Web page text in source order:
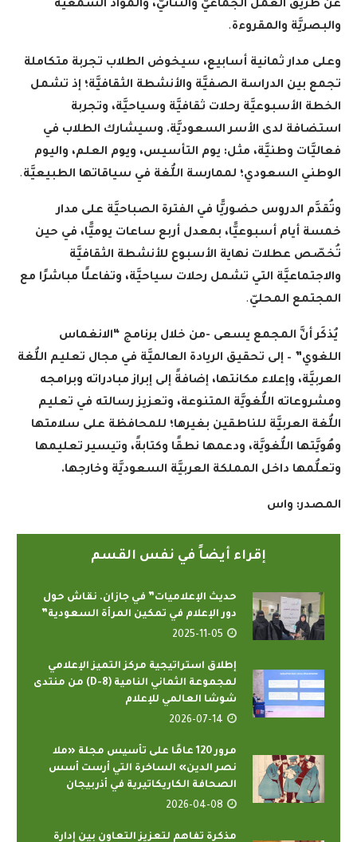
عن طريق العمل الجماعيّ والثنائيّ، والمواد السمعيَّة
والبصريَّة والمقروءة.
وعلى مدار ثمانية أسابيع، سيخوض الطلاب تجربة متكاملة
تجمع بين الدراسة الصفيَّة والأنشطة الثقافيَّة؛ إذ تشمل
الخطة الأسبوعيَّة رحلات ثقافيَّة وسياحيَّة، وتجربة
استضافة لدى الأسر السعوديَّة. وسيشارك الطلاب في
فعاليَّات وطنيَّة، مثل: يوم التأسيس، ويوم العلم، واليوم
الوطني السعودي؛ لممارسة اللُّغة في سياقاتها الطبيعيَّة.
وتُقدَّم الدروس حضوريًّا في الفترة الصباحيَّة على مدار
خمسة أيام أسبوعيًّا، بمعدل أربع ساعات يوميًّا، في حين
تُخصّص عطلات نهاية الأسبوع للأنشطة الثقافيَّة
والاجتماعيَّة التي تشمل رحلات سياحيَّة، وتفاعلًا مباشرًا مع
المجتمع المحليّ.
يُذكَر أنَّ المجمع يسعى -من خلال برنامج “الانغماس
اللغوي” – إلى تحقيق الريادة العالميَّة في مجال تعليم اللُّغة
العربيَّة، وإعلاء مكانتها، إضافةً إلى إبراز مبادراته وبرامجه
ومشروعاته اللُّغويَّة المتنوعة، وتعزيز رسالته في تعليم
اللُّغة العربيَّة للناطقين بغيرها؛ للمحافظة على سلامتها
وهُويَّتها اللُّغويَّة، ودعمها نطقًا وكتابةً، وتيسير تعليمها
وتعلُّمها داخل المملكة العربيَّة السعوديَّة وخارجها.
المصدر: واس
إقراء أيضاً في نفس القسم
حديث الإعلاميات” في جازان. نقاش حول
دور الإعلام في تمكين المرأة السعودية”
2025-11-05
إطلاق استراتيجية مركز التميز الإعلامي
لمجموعة الثماني النامية (D-8) من منتدى
شوشا العالمي للإعلام
2026-07-14
مرور 120 عامًا على تأسيس مجلة «ملا
نصر الدين» الساخرة التي أرست أسس
الصحافة الكاريكاتيرية في أذربيجان
2026-04-08
مذكرة تفاهم لتعزيز التعاون بين إدارة